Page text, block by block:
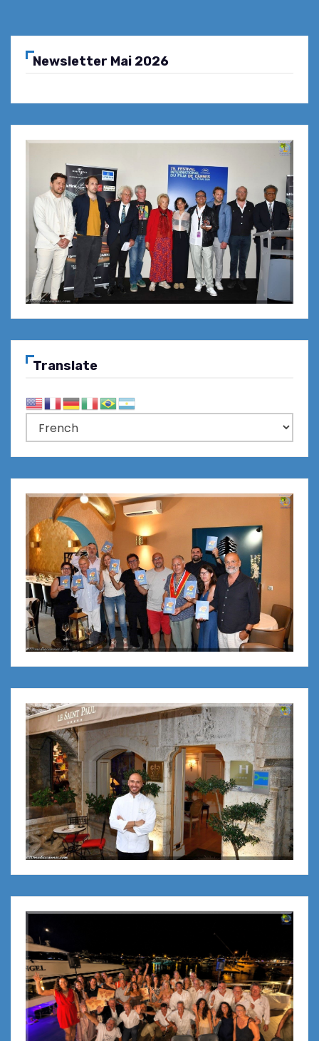
Newsletter Mai 2026
Translate